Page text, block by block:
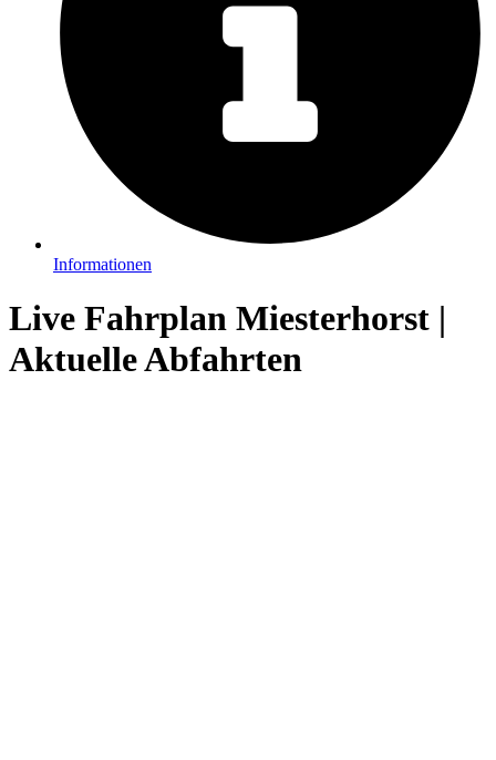
Informationen
Live Fahrplan Miesterhorst |
Aktuelle Abfahrten